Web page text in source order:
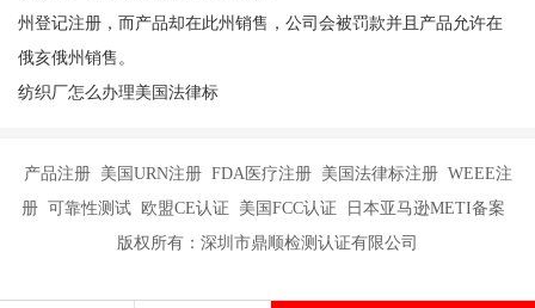
州登记注册，而产品却在此州销售，公司会被罚款并且产品允许在
俄亥俄州销售。
纺织厂怎么办理美国法律标
产品注册 美国URN注册 FDA医疗注册 美国法律标注册 WEEE注
册 可靠性测试 欧盟CE认证 美国FCC认证 日本亚马逊METI备案
版权所有：深圳市鼎顺检测认证有限公司